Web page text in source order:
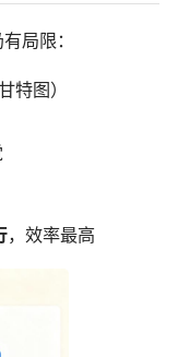
局限：
特图）
，效率最高